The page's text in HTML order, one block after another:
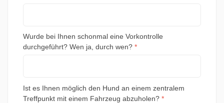
Wurde bei Ihnen schonmal eine Vorkontrolle
durchgeführt? Wen ja, durch wen? *
Ist es Ihnen möglich den Hund an einem zentralem
Treffpunkt mit einem Fahrzeug abzuholen? *